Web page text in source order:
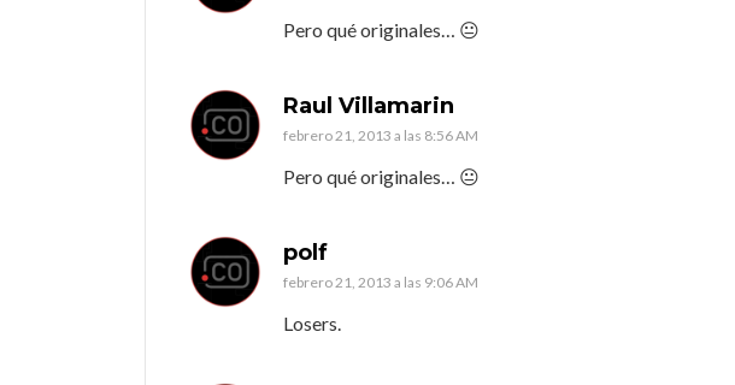
Pero qué originales… 😐
Raul Villamarin
febrero 21, 2013 a las 8:56 AM
Pero qué originales… 😐
polf
febrero 21, 2013 a las 9:06 AM
Losers.